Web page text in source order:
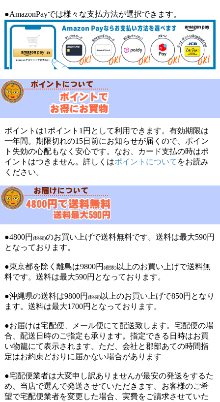
●AmazonPayでは様々な支払方法が選択できます。
ポイントは1ポイント1円として利用できます。有効期限は
一年間。期限切れの15日前にお知らせが届くので、ポイン
ト失効の心配もなく安心です。なお、カード支払の時はポ
イントはつきません。詳しくはポイントについて をお読み
ください。
●4800円 (税抜)のお買い上げで送料無料です。送料は最大590円
となっております。
●東京都を除く離島は9800円 (税抜)以上のお買い上げで送料無
料です。送料は最大590円となっております。
●沖縄県の送料は9800円 (税抜)以上のお買い上げで850円となり
ます。送料は最大1700円となっております。
●お届けは宅配便、メール便にて配送致します。宅配便の場
合、配送日時のご指定も承ります。指定できる日時はお買
い物籠にて表示されます。ただ、会社と郡部あての時間指
定はお約束どおりに届かない場合があります
●宅配便業者は大変申し訳ありませんが最安の発送をするた
め、当店で選んで発送させていただきます。お客様のご希
望で宅配便業者を変更した場合、実費をご請求させていた